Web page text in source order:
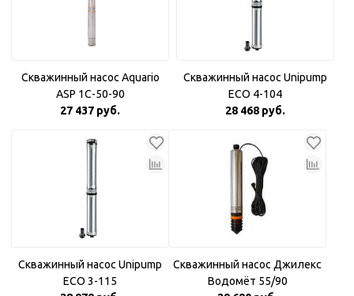
Скважинный насос Aquario
ASP 1С-50-90
27 437 руб.
Скважинный насос Unipump
ECO 4-104
28 468 руб.
Скважинный насос Unipump
ECO 3-115
Скважинный насос Джилекс
Водомёт 55/90